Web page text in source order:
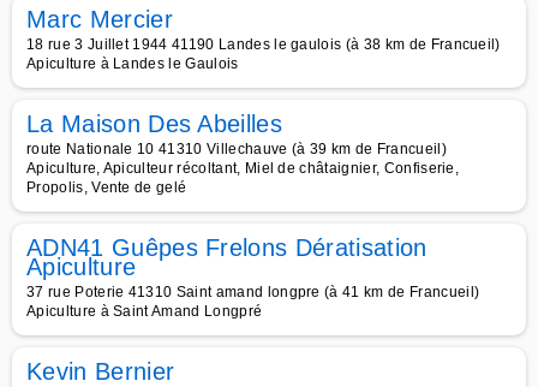
Marc Mercier
18 rue 3 Juillet 1944 41190 Landes le gaulois (à 38 km de Francueil)
Apiculture à Landes le Gaulois
La Maison Des Abeilles
route Nationale 10 41310 Villechauve (à 39 km de Francueil)
Apiculture, Apiculteur récoltant, Miel de châtaignier, Confiserie,
Propolis, Vente de gelé
ADN41 Guêpes Frelons Dératisation
Apiculture
37 rue Poterie 41310 Saint amand longpre (à 41 km de Francueil)
Apiculture à Saint Amand Longpré
Kevin Bernier